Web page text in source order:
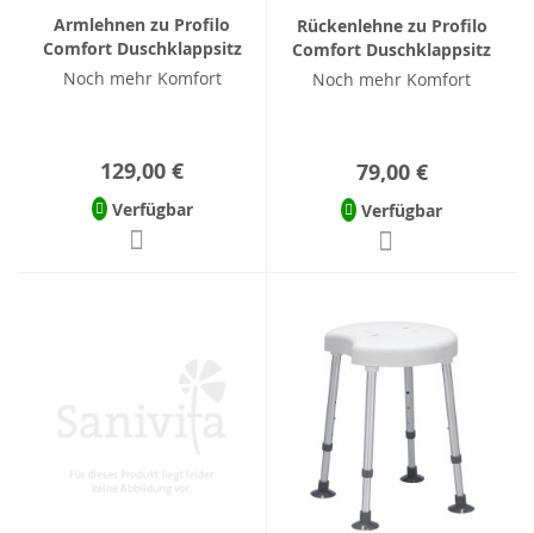
Armlehnen zu Profilo
Comfort Duschklappsitz
Noch mehr Komfort
129,00 €
Verfügbar
Rückenlehne zu Profilo
Comfort Duschklappsitz
Noch mehr Komfort
79,00 €
Verfügbar